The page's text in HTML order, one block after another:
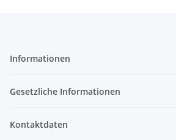
Informationen
Gesetzliche Informationen
Kontaktdaten